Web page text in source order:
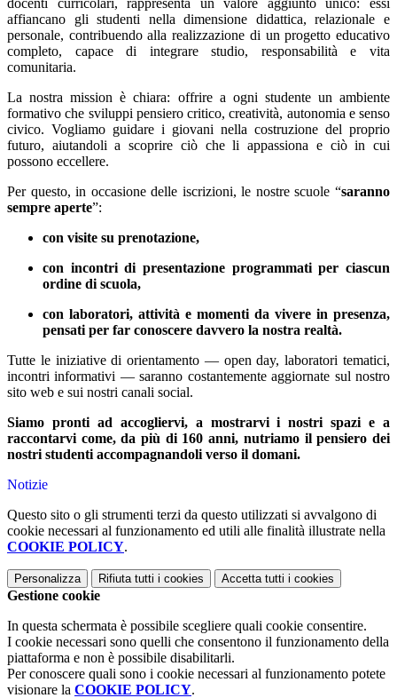
affiancano gli studenti nella dimensione didattica, relazionale e
personale, contribuendo alla realizzazione di un progetto educativo
completo, capace di integrare studio, responsabilità e vita
comunitaria.
La nostra mission è chiara: offrire a ogni studente un ambiente
formativo che sviluppi pensiero critico, creatività, autonomia e senso
civico. Vogliamo guidare i giovani nella costruzione del proprio
futuro, aiutandoli a scoprire ciò che li appassiona e ciò in cui
possono eccellere.
Per questo, in occasione delle iscrizioni, le nostre scuole “saranno
sempre aperte”:
con visite su prenotazione,
con incontri di presentazione programmati per ciascun
ordine di scuola,
con laboratori, attività e momenti da vivere in presenza,
pensati per far conoscere davvero la nostra realtà.
Tutte le iniziative di orientamento — open day, laboratori tematici,
incontri informativi — saranno costantemente aggiornate sul nostro
sito web e sui nostri canali social.
Siamo pronti ad accogliervi, a mostrarvi i nostri spazi e a
raccontarvi come, da più di 160 anni, nutriamo il pensiero dei
nostri studenti accompagnandoli verso il domani.
Notizie
Questo sito o gli strumenti terzi da questo utilizzati si avvalgono di
cookie necessari al funzionamento ed utili alle finalità illustrate nella
COOKIE POLICY.
Personalizza Rifiuta tutti i cookies Accetta tutti i cookies
Gestione cookie
In questa schermata è possibile scegliere quali cookie consentire.
I cookie necessari sono quelli che consentono il funzionamento della
piattaforma e non è possibile disabilitarli.
Per conoscere quali sono i cookie necessari al funzionamento potete
visionare la COOKIE POLICY.